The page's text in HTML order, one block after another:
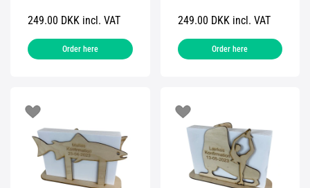
249.00 DKK incl. VAT
Order here
249.00 DKK incl. VAT
Order here